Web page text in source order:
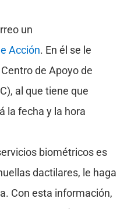
un
Acción. En él se le
de Apoyo de
al que tiene que
la fecha y la hora
biométricos es
dactilares, le haga
Con esta información,